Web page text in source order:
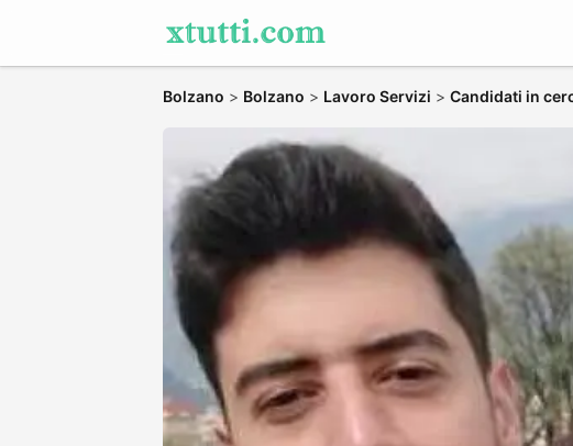
Bolzano > Bolzano > Lavoro Servizi > Candidati in